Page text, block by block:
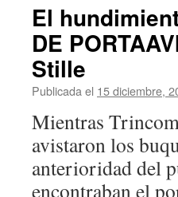
El
DE
Stille
Publicada el 15 diciembre,
Mientras
avistaron los
anterioridad del
encontraban el